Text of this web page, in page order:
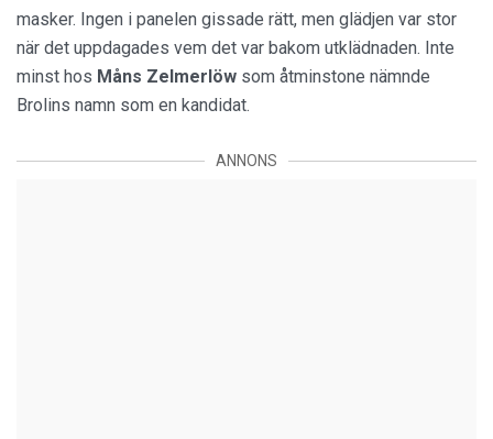
masker. Ingen i panelen gissade rätt, men glädjen var stor
när det uppdagades vem det var bakom utklädnaden. Inte
minst hos Måns Zelmerlöw som åtminstone nämnde
Brolins namn som en kandidat.
ANNONS